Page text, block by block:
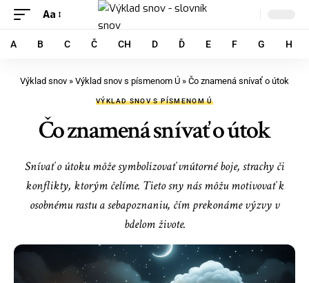
Aa
A B C Č CH D Ď E F G H
Výklad snov » Výklad snov s písmenom Ú » Čo znamená snívať o útok
VÝKLAD SNOV S PÍSMENOM Ú
Čo znamená snívať o útok
Snívať o útoku môže symbolizovať vnútorné boje, strachy či
konflikty, ktorým čelíme. Tieto sny nás môžu motivovať k
osobnému rastu a sebapoznaniu, čím prekonáme výzvy v
bdelom živote.